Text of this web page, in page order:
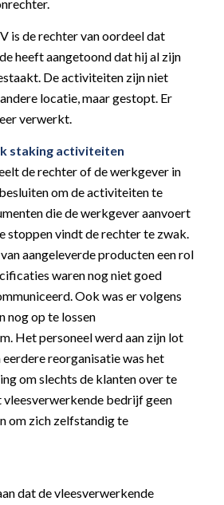
is de rechter van oordeel dat
heeft aangetoond dat hij al zijn
De activiteiten zijn niet
locatie, maar gestopt. Er
verwerkt.
staking activiteiten
de rechter of de werkgever in
om de activiteiten te
die de werkgever aanvoert
stoppen vindt de rechter te zwak.
aangeleverde producten een rol
waren nog niet goed
Ook was er volgens
nog op te lossen
Het personeel werd aan zijn lot
reorganisatie was het
om slechts de klanten over te
vleesverwerkende bedrijf geen
om zich zelfstandig te
dat de vleesverwerkende